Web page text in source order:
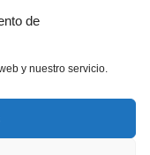
de
y nuestro servicio.